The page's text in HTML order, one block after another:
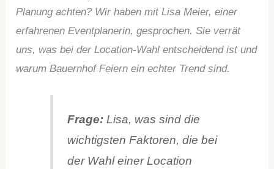
Planung achten? Wir haben mit Lisa Meier, einer
erfahrenen Eventplanerin, gesprochen. Sie verrät
uns, was bei der Location-Wahl entscheidend ist und
warum Bauernhof Feiern ein echter Trend sind.
Frage:Lisa, was sind die
wichtigsten Faktoren, die bei
der Wahl einer Location